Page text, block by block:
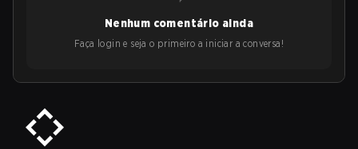
Nenhum comentário ainda
Faça login e seja o primeiro a iniciar a conversa!